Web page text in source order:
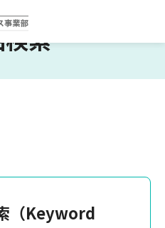
索
（Keyword